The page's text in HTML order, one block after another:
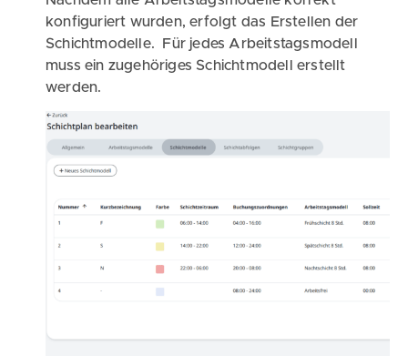
konfiguriert wurden, erfolgt das Erstellen der
Schichtmodelle. Für jedes Arbeitstagsmodell
muss ein zugehöriges Schichtmodell erstellt
werden.